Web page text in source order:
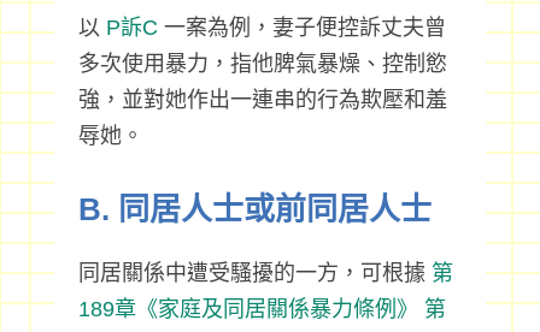
以 P訴C 一案為例，妻子便控訴丈夫曾
多次使用暴力，指他脾氣暴燥、控制慾
強，並對她作出一連串的行為欺壓和羞
辱她。
B. 同居人士或前同居人士
同居關係中遭受騷擾的一方，可根據 第
189章《家庭及同居關係暴力條例》
第